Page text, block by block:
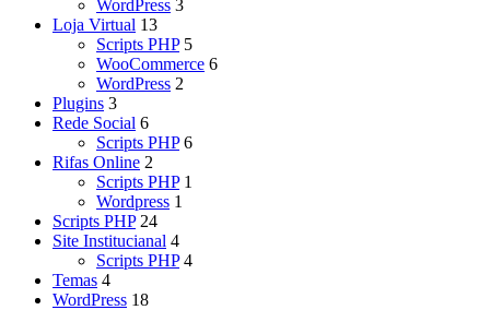
WordPress 3
Loja Virtual 13
Scripts PHP 5
WooCommerce 6
WordPress 2
Plugins 3
Rede Social 6
Scripts PHP 6
Rifas Online 2
Scripts PHP 1
Wordpress 1
Scripts PHP 24
Site Institucianal 4
Scripts PHP 4
Temas 4
WordPress 18